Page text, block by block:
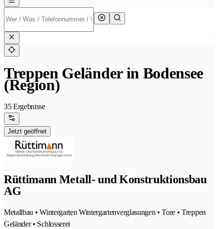
Treppen Geländer in Bodensee
(Region)
35 Ergebnisse
Jetzt geöffnet
Rüttimann Metall- und Konstruktionsbau
AG
Metallbau • Wintergarten Wintergartenverglasungen • Tore • Treppen
Geländer • Schlosserei